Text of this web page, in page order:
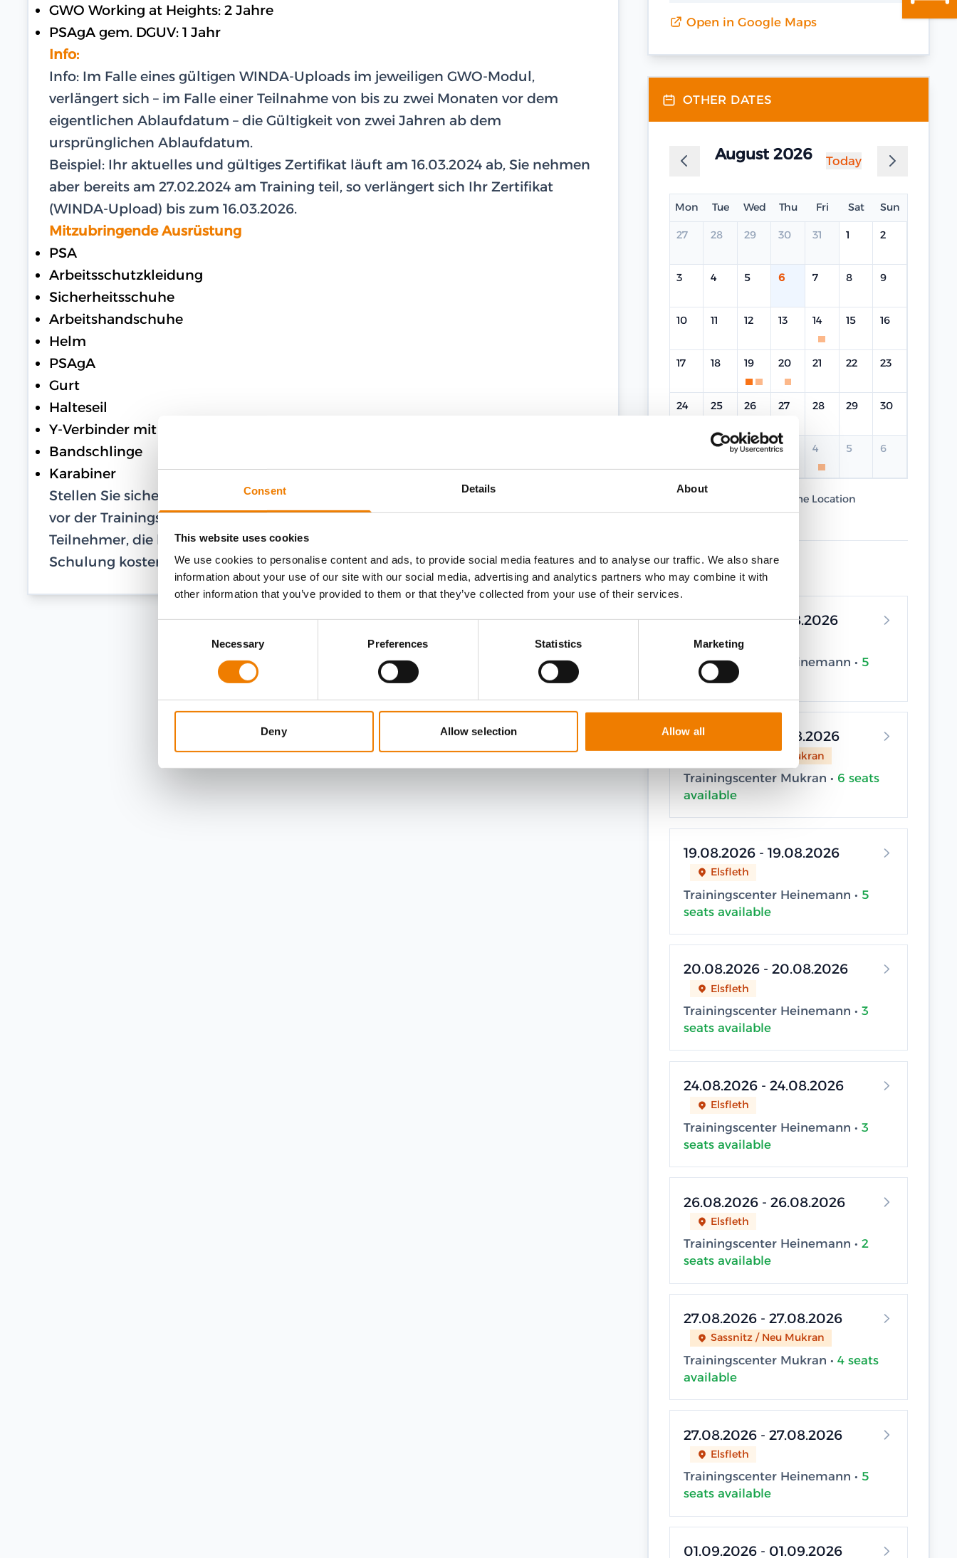
Consent Details About
This website uses cookies
We use cookies to personalise content and ads, to provide social media features and to analyse our traffic. We also share
information about your use of our site with our social media, advertising and analytics partners who may combine it with
other information that you’ve provided to them or that they’ve collected from your use of their services.
Necessary Preferences Statistics Marketing
Deny Allow selection Allow all
GWO Working at Heights: 2 Jahre
PSAgA gem. DGUV: 1 Jahr
Info:
Info: Im Falle eines gültigen WINDA-Uploads im jeweiligen GWO-Modul,
verlängert sich – im Falle einer Teilnahme von bis zu zwei Monaten vor dem
eigentlichen Ablaufdatum – die Gültigkeit von zwei Jahren ab dem
ursprünglichen Ablaufdatum.
Beispiel: Ihr aktuelles und gültiges Zertifikat läuft am 16.03.2024 ab, Sie nehmen
aber bereits am 27.02.2024 am Training teil, so verlängert sich Ihr Zertifikat
(WINDA-Upload) bis zum 16.03.2026.
Mitzubringende Ausrüstung
PSA
Arbeitsschutzkleidung
Sicherheitsschuhe
Arbeitshandschuhe
Helm
PSAgA
Gurt
Halteseil
Y-Verbinder mit Bandfalldämpfer
Bandschlinge
Karabiner
Stellen Sie sicher, dass Ihre PSAgA in einwandfreiem Zustand ist, und legen Sie
vor der Trainingsteilnahme einen Nachweis über die letzte Prüfung vor.
Teilnehmer, die keine eigene PSAgA besitzen, erhalten für die Dauer der
Schulung kostenlos Leihausrüstung.
Open in Google Maps
OTHER DATES
August 2026 Today
Mon Tue Wed Thu Fri Sat Sun
27 28 29 30 31 1 2
3 4 5 6 7 8 9
10 11 12 13 14 15 16
17 18 19 20 21 22 23
24 25 26 27 28 29 30
1 2 3 4 5 6
Same Location
Different Location
UPCOMING DATES
14.08.2026 - 14.08.2026
Elsfleth
Trainingscenter Heinemann • 5
seats available
19.08.2026 - 19.08.2026
Sassnitz / Neu Mukran
Trainingscenter Mukran • 6 seats
available
19.08.2026 - 19.08.2026
Elsfleth
Trainingscenter Heinemann • 5
seats available
20.08.2026 - 20.08.2026
Elsfleth
Trainingscenter Heinemann • 3
seats available
24.08.2026 - 24.08.2026
Elsfleth
Trainingscenter Heinemann • 3
seats available
26.08.2026 - 26.08.2026
Elsfleth
Trainingscenter Heinemann • 2
seats available
27.08.2026 - 27.08.2026
Sassnitz / Neu Mukran
Trainingscenter Mukran • 4 seats
available
27.08.2026 - 27.08.2026
Elsfleth
Trainingscenter Heinemann • 5
seats available
01.09.2026 - 01.09.2026